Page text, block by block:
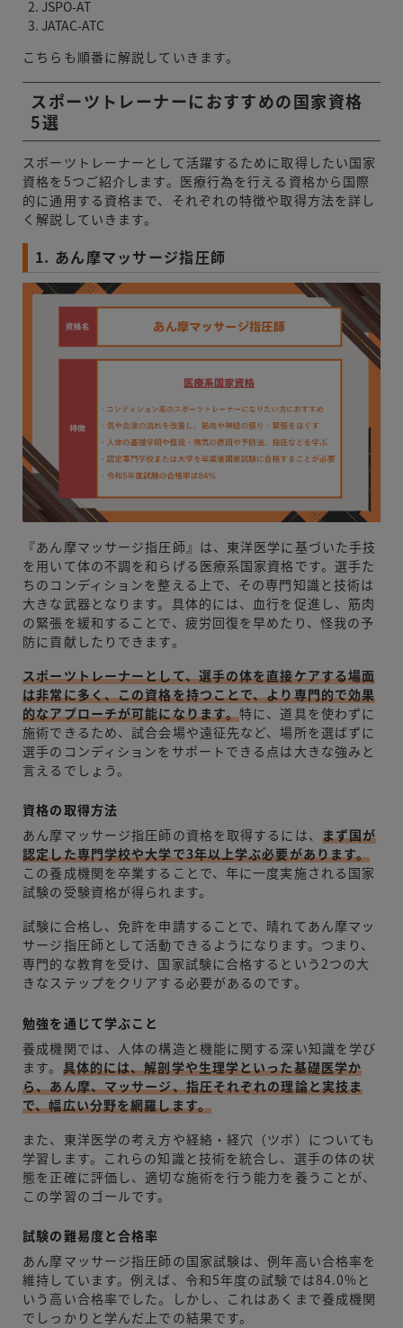
JSPO-AT
JATAC-ATC
こちらも順番に解説していきます。
スポーツトレーナーにおすすめの国家資格
5選
スポーツトレーナーとして活躍するために取得したい国家
資格を5つご紹介します。医療行為を行える資格から国際
的に通用する資格まで、それぞれの特徴や取得方法を詳し
く解説していきます。
1. あん摩マッサージ指圧師
『あん摩マッサージ指圧師』は、東洋医学に基づいた手技
を用いて体の不調を和らげる医療系国家資格です。選手た
ちのコンディションを整える上で、その専門知識と技術は
大きな武器となります。具体的には、血行を促進し、筋肉
の緊張を緩和することで、疲労回復を早めたり、怪我の予
防に貢献したりできます。
スポーツトレーナーとして、選手の体を直接ケアする場面
は非常に多く、この資格を持つことで、より専門的で効果
的なアプローチが可能になります。特に、道具を使わずに
施術できるため、試合会場や遠征先など、場所を選ばずに
選手のコンディションをサポートできる点は大きな強みと
言えるでしょう。
資格の取得方法
あん摩マッサージ指圧師の資格を取得するには、 まず国が
認定した専門学校や大学で3年以上学ぶ必要があります。
この養成機関を卒業することで、年に一度実施される国家
試験の受験資格が得られます。
試験に合格し、免許を申請することで、晴れてあん摩マッ
サージ指圧師として活動できるようになります。つまり、
専門的な教育を受け、国家試験に合格するという2つの大
きなステップをクリアする必要があるのです。
勉強を通じて学ぶこと
養成機関では、人体の構造と機能に関する深い知識を学び
ます。 具体的には、解剖学や生理学といった基礎医学か
ら、あん摩、マッサージ、指圧それぞれの理論と実技ま
で、幅広い分野を網羅します。
また、東洋医学の考え方や経絡・経穴（ツボ）についても
学習します。これらの知識と技術を統合し、選手の体の状
態を正確に評価し、適切な施術を行う能力を養うことが、
この学習のゴールです。
試験の難易度と合格率
あん摩マッサージ指圧師の国家試験は、例年高い合格率を
維持しています。例えば、令和5年度の試験では84.0%と
いう高い合格率でした。しかし、これはあくまで養成機関
でしっかりと学んだ上での結果です。